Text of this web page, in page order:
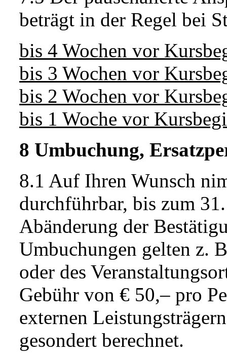
beträgt in der Regel bei
bis 4 Wochen vor
bis 3 Wochen vor
bis 2 Wochen vor
bis 1 Woche vor
8 Umbuchung,
8.1 Auf Ihren Wunsch
durchführbar, bis zum
Abänderung der
Umbuchungen gelten z.
oder des
Gebühr von € 50,– pro
externen
gesondert berechnet.